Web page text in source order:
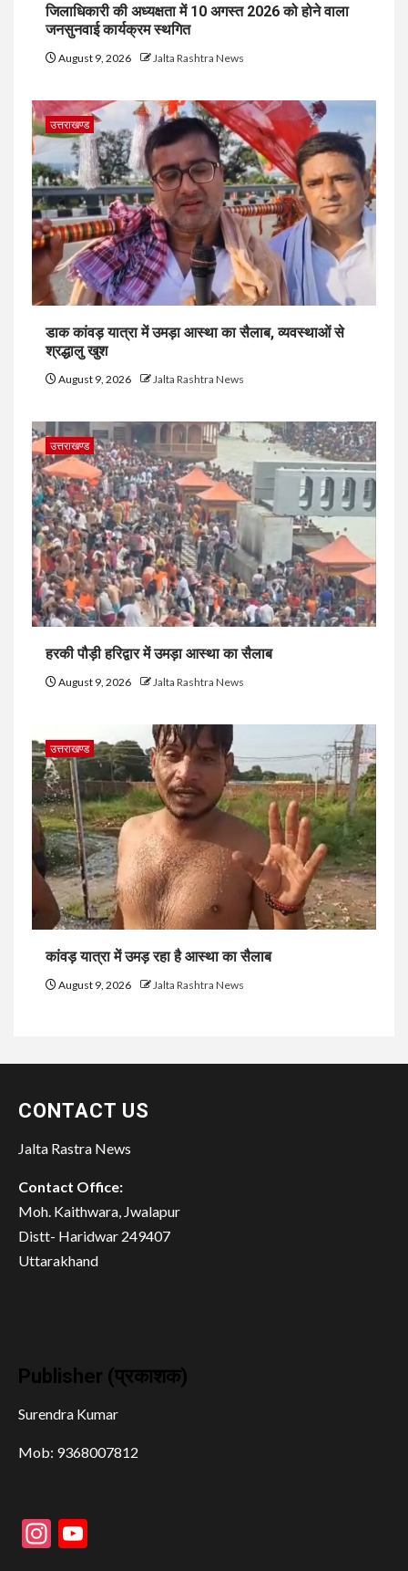
जिलाधिकारी की अध्यक्षता में 10 अगस्त 2026 को होने वाला
जनसुनवाई कार्यक्रम स्थगित
August 9, 2026 Jalta Rashtra News
उत्तराखण्ड
डाक कांवड़ यात्रा में उमड़ा आस्था का सैलाब, व्यवस्थाओं से
श्रद्धालु खुश
August 9, 2026 Jalta Rashtra News
उत्तराखण्ड
हरकी पौड़ी हरिद्वार में उमड़ा आस्था का सैलाब
August 9, 2026 Jalta Rashtra News
उत्तराखण्ड
कांवड़ यात्रा में उमड़ रहा है आस्था का सैलाब
August 9, 2026 Jalta Rashtra News
CONTACT US
Jalta Rastra News
Contact Office:
Moh. Kaithwara, Jwalapur
Distt- Haridwar 249407
Uttarakhand
Publisher (प्रकाशक)
Surendra Kumar
Mob: 9368007812
Instagram